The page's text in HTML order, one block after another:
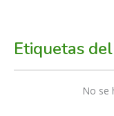
Etiquetas
No se